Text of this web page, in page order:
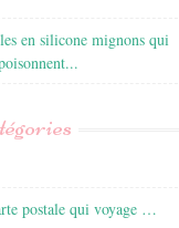
en silicone mignons qui
postale qui voyage …